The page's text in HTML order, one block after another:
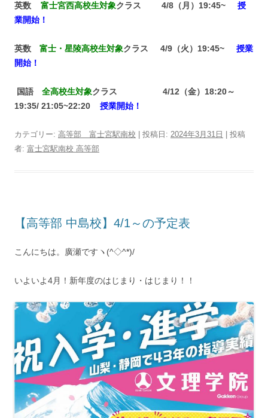
英数 富士宮西高校生対象クラス 4/8（月）19:45~ 授
業開始！
英数 富士・星陵高校生対象クラス 4/9（火）19:45~ 授業
開始！
国語 全高校生対象クラス 4/12（金）18:20～
19:35/ 21:05~22:20 授業開始！
カテゴリー: 高等部 富士宮駅南校 | 投稿日: 2024年3月31日
投稿
者: 富士宮駅南校 高等部
【高等部 中島校】4/1～の予定表
こんにちは。廣瀬ですヽ(^◇^*)/
いよいよ4月！新年度のはじまり・はじまり！！